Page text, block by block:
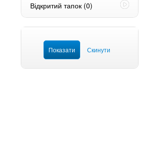
Відкритий тапок (0)